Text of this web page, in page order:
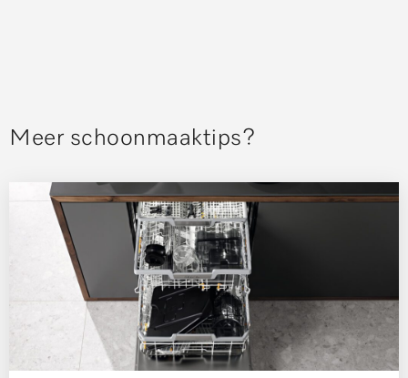
Meer schoonmaaktips?